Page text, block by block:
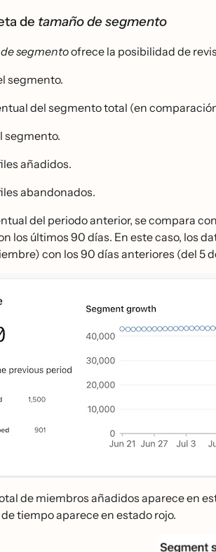
de tamaño de segmento
segmentoofrece la posibilidad de
segmento.
del segmento total (en
segmento.
añadidos.
abandonados.
del periodo anterior, se compara
los últimos 90 días. En este caso, los
con los 90 días anteriores (del 5
de miembros añadidos aparece en
tiempo aparece en estado rojo.